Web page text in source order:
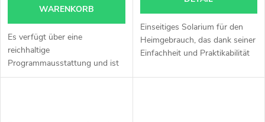
r
t
i
P
r
WARENKORB
Es verfügt über eine
reichhaltige
Programmausstattung und ist
einer der Bestseller im Bereich
Einseitiges Solarium für den
Heimgebrauch, das dank seiner
Einfachheit und Praktikabilität